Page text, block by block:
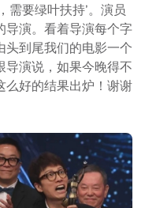
需要绿叶扶持’。演员
导演。看着导演每个字
头到尾我们的电影一个
导演说，如果今晚得不
么好的结果出炉！谢谢